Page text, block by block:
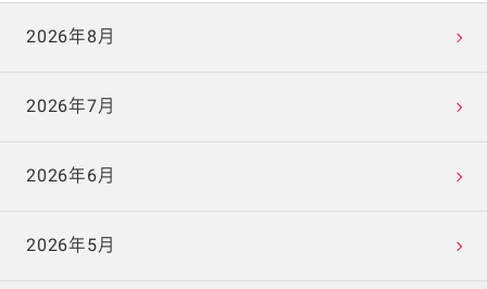
2026年8月
2026年7月
2026年6月
2026年5月